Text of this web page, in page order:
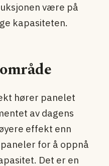
være på
kapasiteten.
hører panelet
av dagens
effekt enn
for å oppnå
Det er en